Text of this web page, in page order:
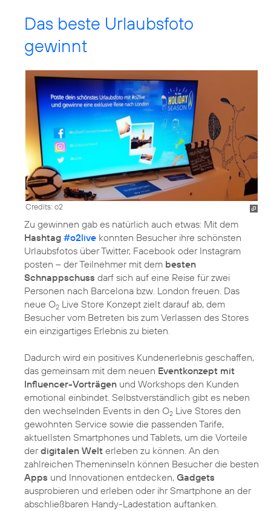
Das beste Urlaubsfoto
gewinnt
Credits: o2
Zu gewinnen gab es natürlich auch etwas: Mit dem
Hashtag #o2live konnten Besucher ihre schönsten
Urlaubsfotos über Twitter, Facebook oder Instagram
posten – der Teilnehmer mit dem besten
Schnappschuss darf sich auf eine Reise für zwei
Personen nach Barcelona bzw. London freuen. Das
neue O2 Live Store Konzept zielt darauf ab, dem
Besucher vom Betreten bis zum Verlassen des Stores
ein einzigartiges Erlebnis zu bieten.
Dadurch wird ein positives Kundenerlebnis geschaffen,
das gemeinsam mit dem neuen Eventkonzept mit
Influencer-Vorträgen und Workshops den Kunden
emotional einbindet. Selbstverständlich gibt es neben
den wechselnden Events in den O2 Live Stores den
gewohnten Service sowie die passenden Tarife,
aktuellsten Smartphones und Tablets, um die Vorteile
derdigitalen Welt erleben zu können. An den
zahlreichen Themeninseln können Besucher die besten
Apps und Innovationen entdecken, Gadgets
ausprobieren und erleben oder ihr Smartphone an der
abschließbaren Handy-Ladestation auftanken.